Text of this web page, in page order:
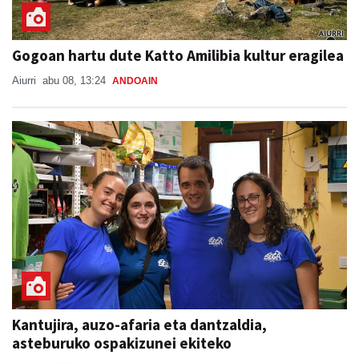
Gogoan hartu dute Katto Amilibia kultur eragilea
Aiurri abu 08, 13:24 ANDOAIN
Kantujira, auzo-afaria eta dantzaldia,
asteburuko ospakizunei ekiteko